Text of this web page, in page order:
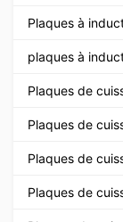
Plaques à
plaques à
Plaques de
Plaques de
Plaques de
Plaques de